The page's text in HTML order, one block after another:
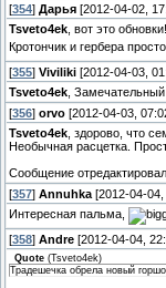
[354] Дарья [2012-04-02,
Tsveto4ek, вот это
Кротончик и гербера
[355] Viviliki [2012-04-03,
Tsveto4ek ,
[356] orvo [2012-04-03,
Tsveto4ek , здорово, что
Необычная расцетка.
Сообщение отредактировал
[357] Annuhka [2012-04-
Интересная пальма,
[358] Andre [2012-04-04,
Quote (Tsveto4ek)
Традешечка обрела новый